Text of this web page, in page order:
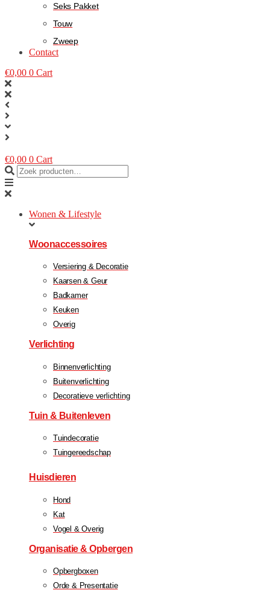
Seks Pakket
Touw
Zweep
Contact
€0,00 0 Cart
€0,00 0 Cart
Wonen & Lifestyle
Woonaccessoires
Versiering & Decoratie
Kaarsen & Geur
Badkamer
Keuken
Overig
Verlichting
Binnenverlichting
Buitenverlichting
Decoratieve verlichting
Tuin & Buitenleven
Tuindecoratie
Tuingereedschap
Huisdieren
Hond
Kat
Vogel & Overig
Organisatie & Opbergen
Opbergboxen
Orde & Presentatie